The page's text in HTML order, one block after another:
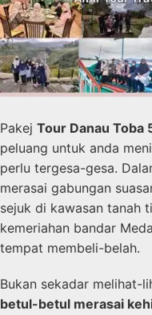
Pakej Tour Danau Toba
peluang untuk anda
perlu tergesa-gesa.
merasai gabungan
sejuk di kawasan tanah
kemeriahan bandar
tempat membeli-belah.
Bukan sekadar melihat-
betul-betul merasai